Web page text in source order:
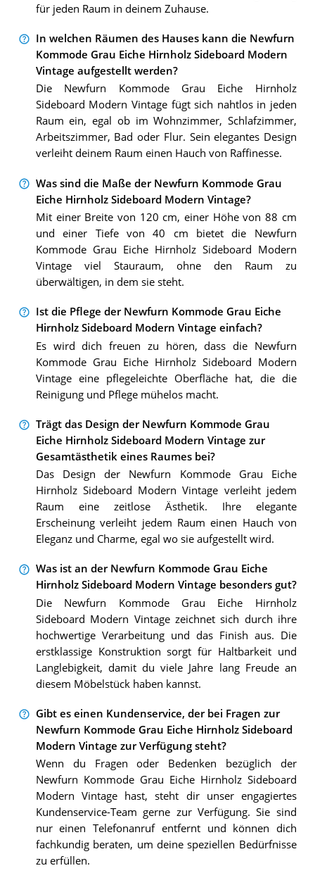
für jeden Raum in deinem Zuhause.
In welchen Räumen des Hauses kann die Newfurn
Kommode Grau Eiche Hirnholz Sideboard Modern
Vintage aufgestellt werden?
Die Newfurn Kommode Grau Eiche Hirnholz
Sideboard Modern Vintage fügt sich nahtlos in jeden
Raum ein, egal ob im Wohnzimmer, Schlafzimmer,
Arbeitszimmer, Bad oder Flur. Sein elegantes Design
verleiht deinem Raum einen Hauch von Raffinesse.
Was sind die Maße der Newfurn Kommode Grau
Eiche Hirnholz Sideboard Modern Vintage?
Mit einer Breite von 120 cm, einer Höhe von 88 cm
und einer Tiefe von 40 cm bietet die Newfurn
Kommode Grau Eiche Hirnholz Sideboard Modern
Vintage viel Stauraum, ohne den Raum zu
überwältigen, in dem sie steht.
Ist die Pflege der Newfurn Kommode Grau Eiche
Hirnholz Sideboard Modern Vintage einfach?
Es wird dich freuen zu hören, dass die Newfurn
Kommode Grau Eiche Hirnholz Sideboard Modern
Vintage eine pflegeleichte Oberfläche hat, die die
Reinigung und Pflege mühelos macht.
Trägt das Design der Newfurn Kommode Grau
Eiche Hirnholz Sideboard Modern Vintage zur
Gesamtästhetik eines Raumes bei?
Das Design der Newfurn Kommode Grau Eiche
Hirnholz Sideboard Modern Vintage verleiht jedem
Raum eine zeitlose Ästhetik. Ihre elegante
Erscheinung verleiht jedem Raum einen Hauch von
Eleganz und Charme, egal wo sie aufgestellt wird.
Was ist an der Newfurn Kommode Grau Eiche
Hirnholz Sideboard Modern Vintage besonders gut?
Die Newfurn Kommode Grau Eiche Hirnholz
Sideboard Modern Vintage zeichnet sich durch ihre
hochwertige Verarbeitung und das Finish aus. Die
erstklassige Konstruktion sorgt für Haltbarkeit und
Langlebigkeit, damit du viele Jahre lang Freude an
diesem Möbelstück haben kannst.
Gibt es einen Kundenservice, der bei Fragen zur
Newfurn Kommode Grau Eiche Hirnholz Sideboard
Modern Vintage zur Verfügung steht?
Wenn du Fragen oder Bedenken bezüglich der
Newfurn Kommode Grau Eiche Hirnholz Sideboard
Modern Vintage hast, steht dir unser engagiertes
Kundenservice-Team gerne zur Verfügung. Sie sind
nur einen Telefonanruf entfernt und können dich
fachkundig beraten, um deine speziellen Bedürfnisse
zu erfüllen.